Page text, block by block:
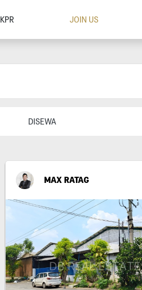
KPR JOIN US
DISEWA
MAX RATAG